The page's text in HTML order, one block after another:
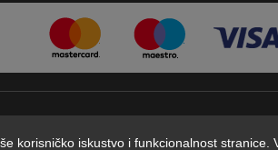
korisničko iskustvo i funkcionalnost stranice.